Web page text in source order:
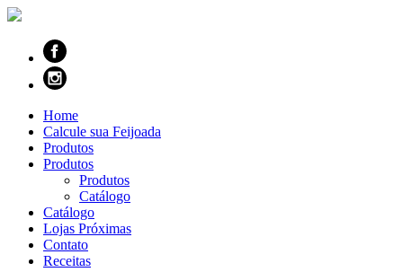
Home
Calcule sua Feijoada
Produtos
Produtos
Produtos
Catálogo
Catálogo
Lojas Próximas
Contato
Receitas